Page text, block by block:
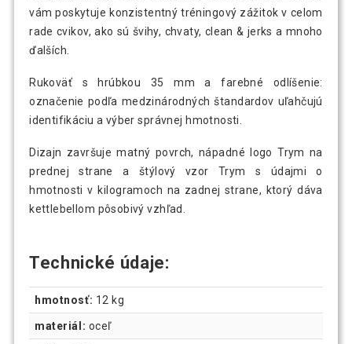
vám poskytuje konzistentný tréningový zážitok v celom
rade cvikov, ako sú švihy, chvaty, clean & jerks a mnoho
ďalších.
Rukoväť s hrúbkou 35 mm a farebné odlíšenie:
označenie podľa medzinárodných štandardov uľahčujú
identifikáciu a výber správnej hmotnosti.
Dizajn završuje matný povrch, nápadné logo Trym na
prednej strane a štýlový vzor Trym s údajmi o
hmotnosti v kilogramoch na zadnej strane, ktorý dáva
kettlebellom pôsobivý vzhľad.
Technické údaje:
hmotnosť: 12 kg
materiál: oceľ